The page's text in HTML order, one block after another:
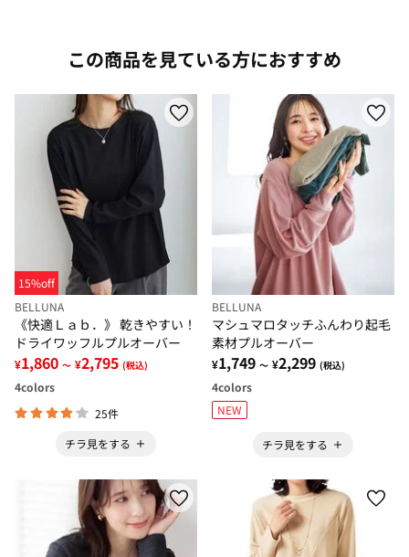
この商品を見ている方におすすめ
15%off
BELLUNA
《快適Ｌａｂ．》 乾きやすい！
ドライワッフルプルオーバー
¥1,860 ～ ¥2,795 (税込)
4colors
25件
チラ見をする
BELLUNA
マシュマロタッチふんわり起毛
素材プルオーバー
¥1,749 ～ ¥2,299 (税込)
4colors
NEW
チラ見をする